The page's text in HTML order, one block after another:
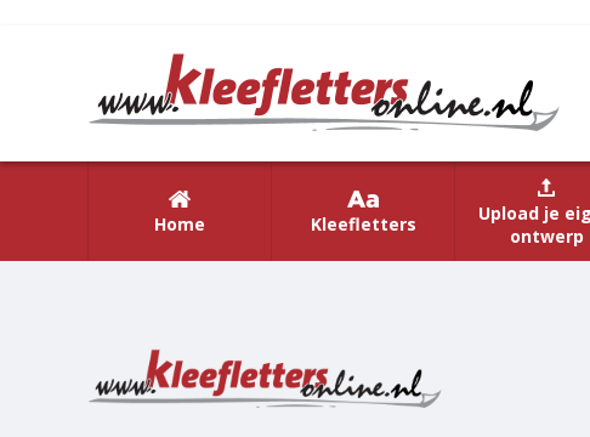
Home Kleefletters
Upload je
ontwerp